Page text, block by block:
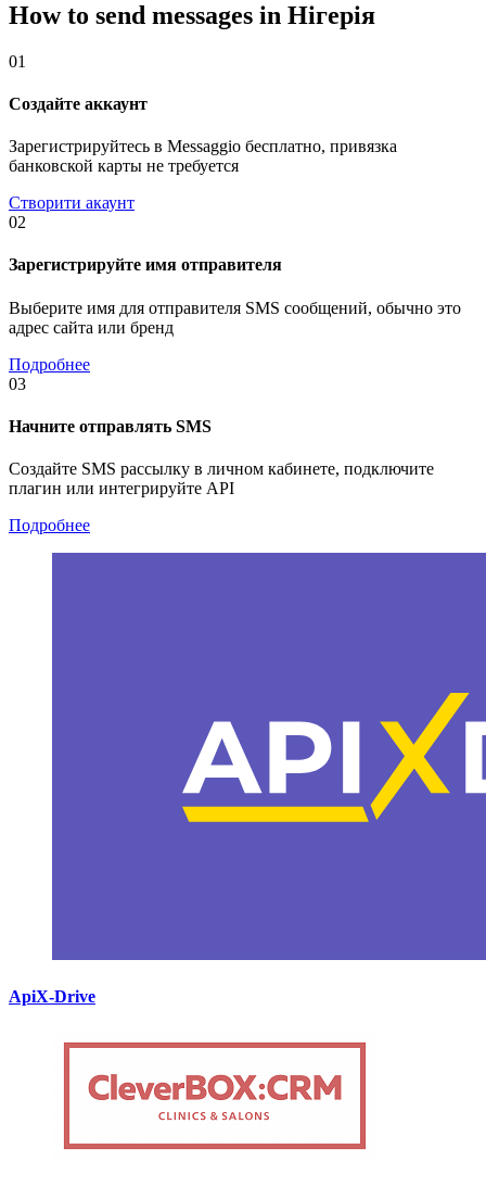
How to send messages in Нігерія
01
Создайте аккаунт
Зарегистрируйтесь в Messaggio бесплатно, привязка
банковской карты не требуется
Створити акаунт
02
Зарегистрируйте имя отправителя
Выберите имя для отправителя SMS сообщений, обычно это
адрес сайта или бренд
Подробнее
03
Начните отправлять SMS
Создайте SMS рассылку в личном кабинете, подключите
плагин или интегрируйте API
Подробнее
ApiX-Drive